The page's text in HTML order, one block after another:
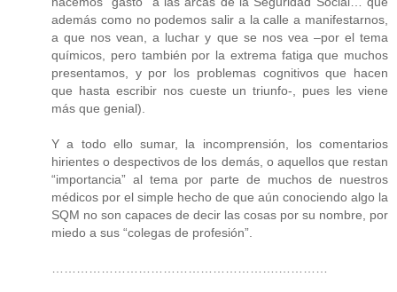
además como no podemos salir a la calle a manifestarnos,
a que nos vean, a luchar y que se nos vea –por el tema
químicos, pero también por la extrema fatiga que muchos
presentamos, y por los problemas cognitivos que hacen
que hasta escribir nos cueste un triunfo-, pues les viene
más que genial).
Y a todo ello sumar, la incomprensión, los comentarios
hirientes o despectivos de los demás, o aquellos que restan
“importancia” al tema por parte de muchos de nuestros
médicos por el simple hecho de que aún conociendo algo la
SQM no son capaces de decir las cosas por su nombre, por
miedo a sus “colegas de profesión”.